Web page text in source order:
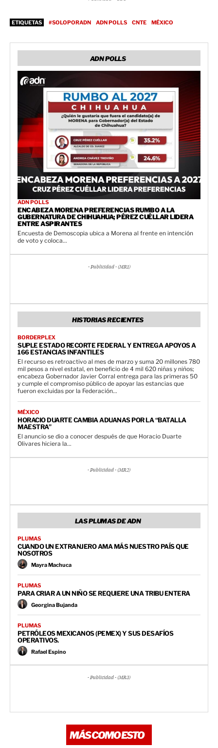
ETIQUETAS #SOLOPORADN ADN POLLS CNTE MÉXICO
ADN POLLS
ADN POLLS
ENCABEZA MORENA PREFERENCIAS RUMBO A LA
GUBERNATURA DE CHIHUAHUA; PÉREZ CUÉLLAR LIDERA
ENTRE ASPIRANTES
Encuesta de Demoscopia ubica a Morena al frente en intención
de voto y coloca...
- Publicidad - (MR1)
HISTORIAS RECIENTES
BORDERPLEX
SUPLE ESTADO RECORTE FEDERAL Y ENTREGA APOYOS A
166 ESTANCIAS INFANTILES
El recurso es retroactivo al mes de marzo y suma 20 millones 780
mil pesos a nivel estatal, en beneficio de 4 mil 620 niñas y niños;
encabeza Gobernador Javier Corral entrega para las primeras 50
y cumple el compromiso público de apoyar las estancias que
fueron excluidas por la Federación...
MÉXICO
HORACIO DUARTE CAMBIA ADUANAS POR LA “BATALLA
MAESTRA”
El anuncio se dio a conocer después de que Horacio Duarte
Olivares hiciera la...
- Publicidad - (MR2)
LAS PLUMAS DE ADN
PLUMAS
CUANDO UN EXTRANJERO AMA MÁS NUESTRO PAÍS QUE
NOSOTROS
Mayra Machuca
PLUMAS
PARA CRIAR A UN NIÑO SE REQUIERE UNA TRIBU ENTERA
Georgina Bujanda
PLUMAS
PETRÓLEOS MEXICANOS (PEMEX) Y SUS DESAFÍOS
OPERATIVOS.
Rafael Espino
- Publicidad - (MR3)
MÁS COMO ESTO